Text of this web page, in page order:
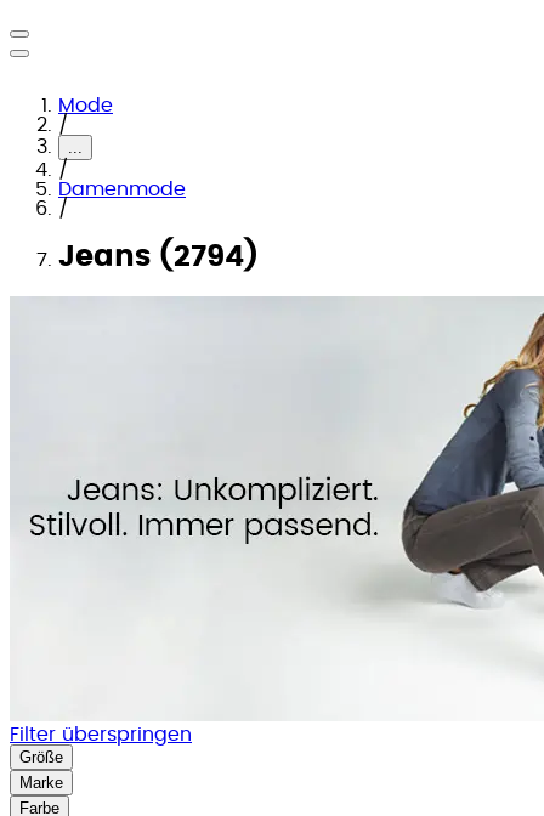
Mode
/
...
/
Damenmode
/
Jeans (2794)
Filter überspringen
Größe
Marke
Farbe